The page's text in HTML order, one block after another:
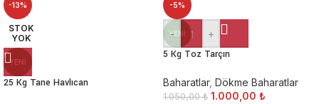
-13%
STOK
YOK
YENI
25 Kg Tane Havlıcan
-5%
YENI
- +
5 Kg Toz Tarçın
Baharatlar, Dökme Baharatlar
1.050,00₺ 1.000,00 ₺